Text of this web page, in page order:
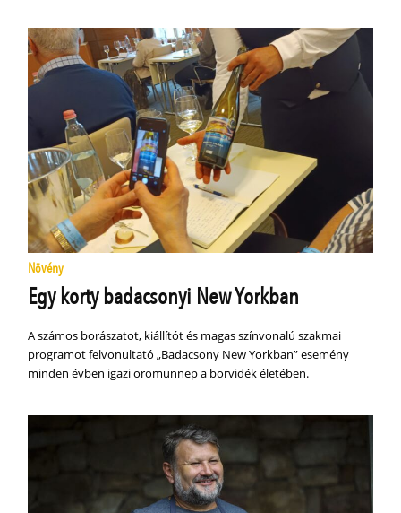
Növény
Egy korty badacsonyi New Yorkban
A számos borászatot, kiállítót és magas színvonalú szakmai
programot felvonultató „Badacsony New Yorkban” esemény
minden évben igazi örömünnep a borvidék életében.